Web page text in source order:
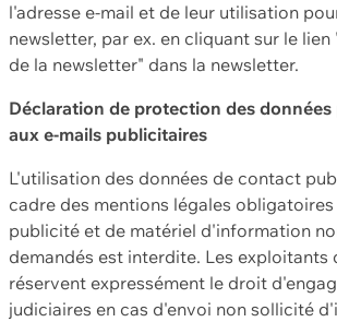
l'adresse e-mail et de leur utilisation
newsletter, par ex. en cliquant sur le
de la newsletter" dans la newsletter.
Déclaration de protection des
aux e-mails publicitaires
L'utilisation des données de contact
cadre des mentions légales
publicité et de matériel d'information
demandés est interdite. Les exploitants
réservent expressément le droit
judiciaires en cas d'envoi non sollicité